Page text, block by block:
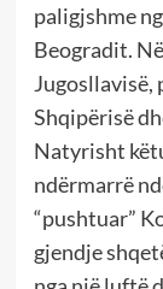
paligjshme
Beogradit.
Jugosllavisë,
Shqipërisë
Natyrisht
ndërmarrë
“pushtuar”
gjendje